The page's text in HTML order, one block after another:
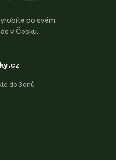
po svém.
v Česku.
do 3 dnů